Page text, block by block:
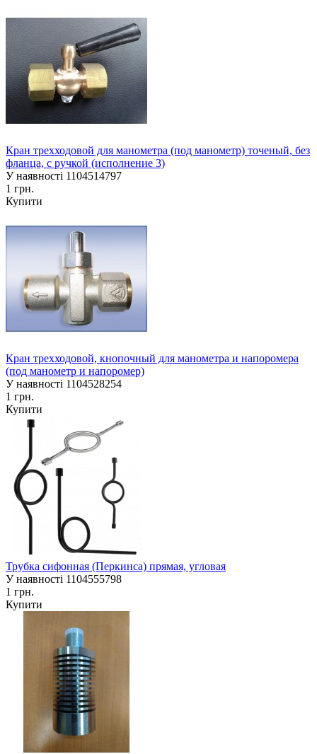
Кран трехходовой для манометра (под манометр) точеный, без
фланца, с ручкой (исполнение 3)
У наявності 1104514797
1 грн.
Купити
Кран трехходовой, кнопочный для манометра и напоромера
(под манометр и напоромер)
У наявності 1104528254
1 грн.
Купити
Трубка сифонная (Перкинса) прямая, угловая
У наявності 1104555798
1 грн.
Купити